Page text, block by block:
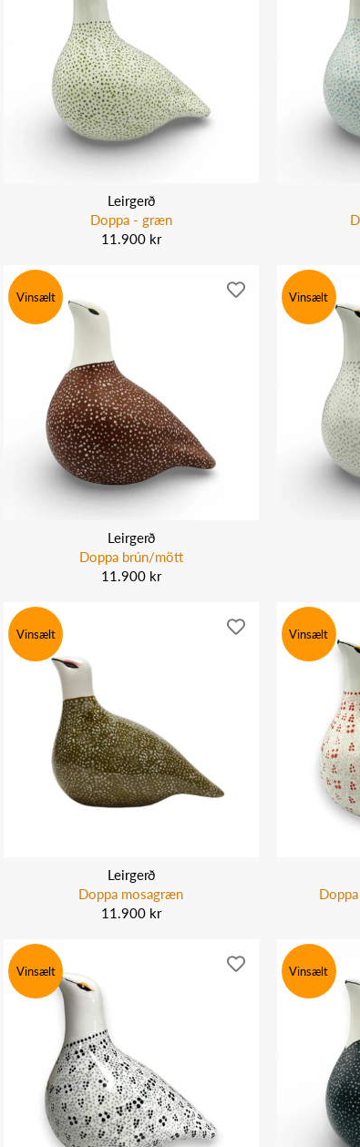
Leirgerð
Doppa - græn
11.900 kr
Vinsælt
Leirgerð
Doppa brún/mött
11.900 kr
Vinsælt
Vinsælt
Leirgerð
Doppa mosagræn
11.900 kr
Vinsælt
Vinsælt Vinsælt